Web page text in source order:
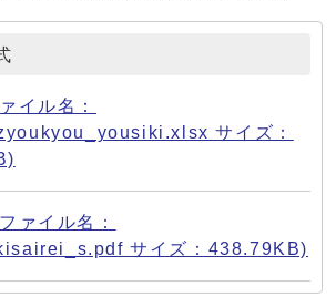
イル名：
サイズ：
ァイル名：
サイズ：438.79KB)